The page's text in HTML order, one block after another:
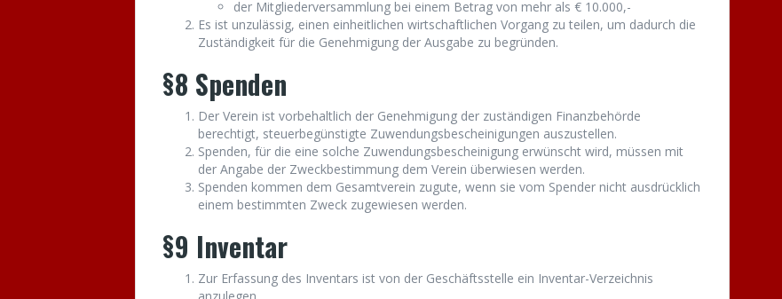
der Mitgliederversammlung bei einem Betrag von mehr als € 10.000,-
Es ist unzulässig, einen einheitlichen wirtschaftlichen Vorgang zu teilen, um dadurch die
Zuständigkeit für die Genehmigung der Ausgabe zu begründen.
§8 Spenden
Der Verein ist vorbehaltlich der Genehmigung der zuständigen Finanzbehörde
berechtigt, steuerbegünstigte Zuwendungsbescheinigungen auszustellen.
Spenden, für die eine solche Zuwendungsbescheinigung erwünscht wird, müssen mit
der Angabe der Zweckbestimmung dem Verein überwiesen werden.
Spenden kommen dem Gesamtverein zugute, wenn sie vom Spender nicht ausdrücklich
einem bestimmten Zweck zugewiesen werden.
§9 Inventar
Zur Erfassung des Inventars ist von der Geschäftsstelle ein Inventar-Verzeichnis